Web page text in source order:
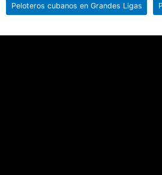
Peloteros cubanos en Grandes Ligas